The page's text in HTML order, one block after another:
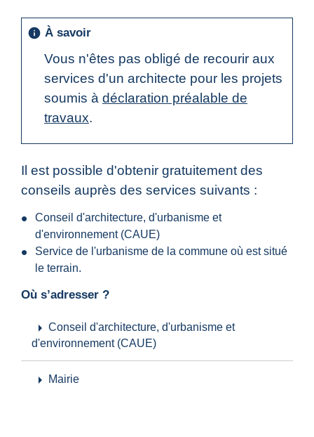
info À savoir
Vous n'êtes pas obligé de recourir aux
services d'un architecte pour les projets
soumis à déclaration préalable de
travaux.
Il est possible d'obtenir gratuitement des
conseils auprès des services suivants :
Conseil d'architecture, d'urbanisme et
d'environnement (CAUE)
Service de l'urbanisme de la commune où est situé
le terrain.
Où s’adresser ?
arrow_right Conseil d'architecture, d'urbanisme et
d'environnement (CAUE)
arrow_right Mairie